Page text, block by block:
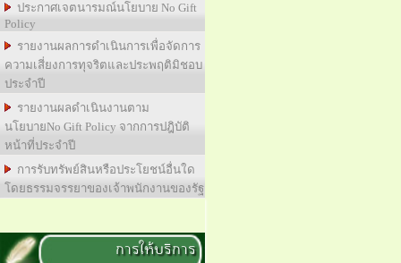
ประกาศเจตนารมณ์นโยบาย No Gift
Policy
รายงานผลการดำเนินการเพื่อจัดการ
ความเสี่ยงการทุจริตและประพฤติมิชอบ
ประจำปี
รายงานผลดำเนินงานตาม
นโยบายNo Gift Policy จากการปฎิบัติ
หน้าที่ประจำปี
การรับทรัพย์สินหรือประโยชน์อื่นใด
โดยธรรมจรรยาของเจ้าพนักงานของรัฐ
การให้บริการ